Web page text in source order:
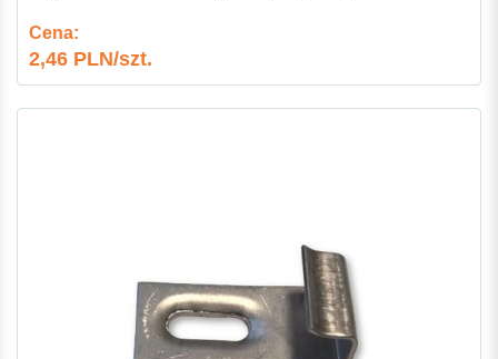
Cena:
2,46 PLN/szt.